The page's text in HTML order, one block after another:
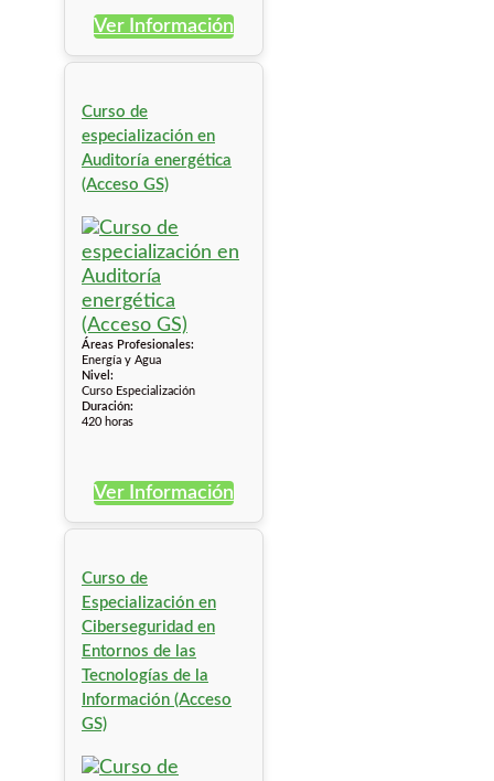
Ver Información
Curso de
especialización en
Auditoría energética
(Acceso GS)
Áreas Profesionales:
Energía y Agua
Nivel:
Curso Especialización
Duración:
420 horas
Ver Información
Curso de
Especialización en
Ciberseguridad en
Entornos de las
Tecnologías de la
Información (Acceso
GS)